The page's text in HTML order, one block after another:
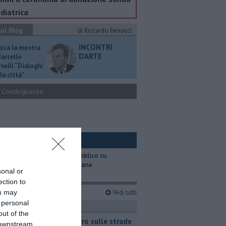
or
to
may
of the
Blog
di Riccardo Ferrucci
la mostra
“Dialoghi
città"
INCONTRI
D'ARTE
Condoglianze
​Il trasporto pubblico su
gomma in Toscana
articoli Vedi tutti
Bollino nero sulle strade